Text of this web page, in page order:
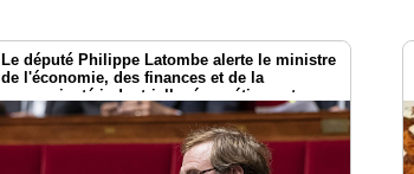
Le député Philippe Latombe alerte le ministre
de l'économie, des finances et de la
souveraineté industrielle, énergétique et
numérique